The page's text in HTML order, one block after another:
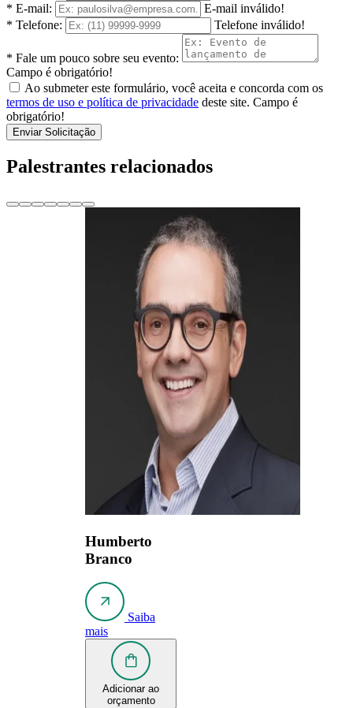
* E-mail:
E-mail inválido!
* Telefone:
Telefone inválido!
* Fale um pouco sobre seu evento:
Campo é obrigatório!
Ao submeter este formulário, você aceita e concorda com os
termos de uso e política de privacidade deste site. Campo é
obrigatório!
Enviar Solicitação
Palestrantes relacionados
Humberto
Branco
Saiba
mais
Adicionar ao
orçamento